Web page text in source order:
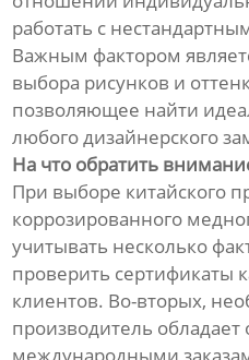
работать с
Важным фактором
выбора рисунков и
позволяющее найти
любого дизайнерского
На что обратить
При выборе китайского
коррозированного
учитывать несколько
проверить сертификаты
клиентов. Во-вторых,
производитель